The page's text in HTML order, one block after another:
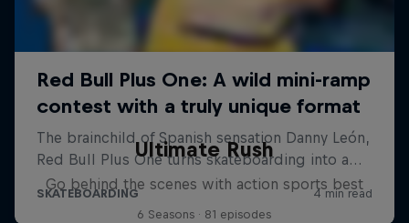
Ultimate Rush
Go behind the scenes with action sports best
6 Seasons · 81 episodes